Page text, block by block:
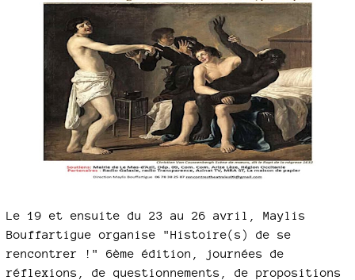
Le 19 et ensuite du 23 au 26 avril, Maylis
Bouffartigue organise "Histoire(s) de se
rencontrer !" 6ème édition, journées de
réflexions, de questionnements, de propositions